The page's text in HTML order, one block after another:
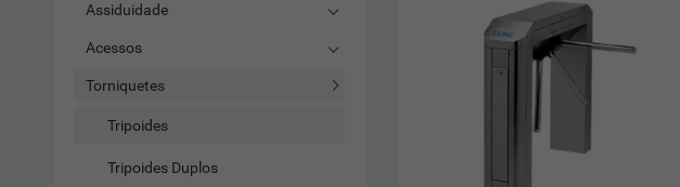
Assiduidade
Acessos
Torniquetes
Tripoides
Tripoides Duplos